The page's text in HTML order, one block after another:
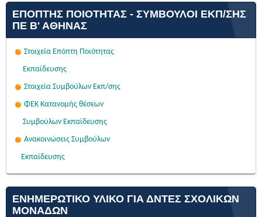
ΕΠΌΠΤΗΣ ΠΟΙΌΤΗΤΑΣ - ΣΎΜΒΟΥΛΟΙ ΕΚΠ/ΣΗΣ
ΠΕ Β' ΑΘΉΝΑΣ
Στοιχεία Επόπτη Ποιότητας
Εκπαίδευσης
Στοιχεία Συμβούλων Εκπ/σης
ΦΕΚ Κατανομής θέσεων
Συμβούλων Εκπαίδευσης
Ανακοινώσεις Συμβούλων
Εκπαίδευσης
ΕΝΗΜΕΡΩΤΙΚΟ ΥΛΙΚΟ ΓΙΑ ΔΝΤΕΣ ΣΧΟΛΙΚΩΝ
ΜΟΝΑΔΩΝ